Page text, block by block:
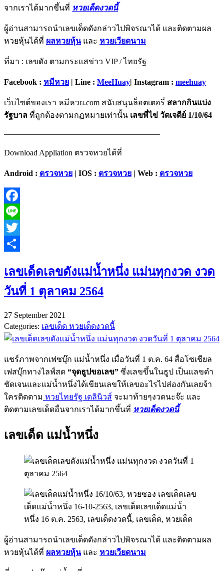
จากเราได้มากขึ้นที่ หวยเด็ดงวดนี้
ผู้อ่านสามารถนำเลขเด็ดดังกล่าวไปพิจรณาได้ และติดตามผล
หวยหุ้นได้ที่ ผลหวยหุ้นและ หวยเวียดนาม
ที่มา : เลขดัง ตามกระแสข่าว VIP / ไทยรัฐ
Facebook : หมีหวย | Line : MeeHuay| Instagram : meehuay
เว็บไซต์ของเรา หมีหวย.com สนับสนุนล็อตเตอรี่ สลากกินแบ่ง
รัฐบาล ที่ถูกต้องตามกฏหมายเท่านั้น เลขพี่ไข่ วัดเจดีย์ 1/10/64
———————————————————–
Download Appliation ตรวจหวยได้ที่
Android : ตรวจหวย | IOS : ตรวจหวย | Web : ตรวจหวย
Facebook
Line
Twitter
เลขเด็ดเลขดังแม่น้ำหนึ่ง แม่นทุกงวด งวด
วันที่ 1 ตุลาคม 2564
27 September 2021
Categories: เลขเด็ด หวยเด็ดงวดนี้
แชร์ภาพจากเฟซบุ๊ก แม่น้ำหนึ่ง เมื่อวันที่ 1 ต.ค. 64 สื่อโซเชียล
เฟสบุ๊กทางไลฟ์สด “จุดธูปขอเลข” ซึ่งเลขขึ้นในธูป เป็นเเลขดำ
ชัดเจนและแม่น้ำหนึ่งได้เขียนเลขให้เลขอะไรไปส่องกันเลยจ้า
ใครติดตาม หวยไทยรัฐ เดลินิวส์ จะมาท้ายๆงวดนะจ๊ะ และ
ติดตามเลขเด็ดอื่นจากเราได้มากขึ้นที่ หวยเด็ดงวดนี้
เลขเด็ด แม่น้ำหนึ่ง
ผู้อ่านสามารถนำเลขเด็ดดังกล่าวไปพิจรณาได้ และติดตามผล
หวยหุ้นได้ที่ ผลหวยหุ้นและ หวยเวียดนาม